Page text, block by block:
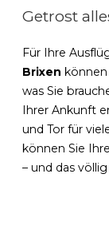
Getrost
Für Ihre
Brixen können
was Sie
Ihrer Ankunft
und Tor für
können Sie
– und das